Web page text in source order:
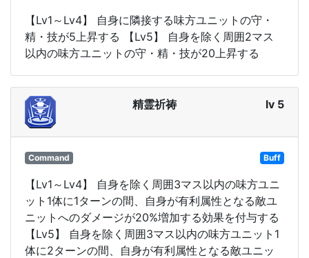
【Lv1～Lv4】 自身に隣接する味方ユニットの守・
精・技が5上昇する 【Lv5】 自身を除く周囲2マス
以内の味方ユニットの守・精・技が20上昇する
精霊祈祷 lv 5
Command Buff
【Lv1～Lv4】 自身を除く周囲3マス以内の味方ユニ
ット1体に1ターンの間、自身が有利属性となる敵ユ
ニットへのダメージが20%増加する効果を付与する
【Lv5】 自身を除く周囲3マス以内の味方ユニット1
体に2ターンの間、自身が有利属性となる敵ユニッ